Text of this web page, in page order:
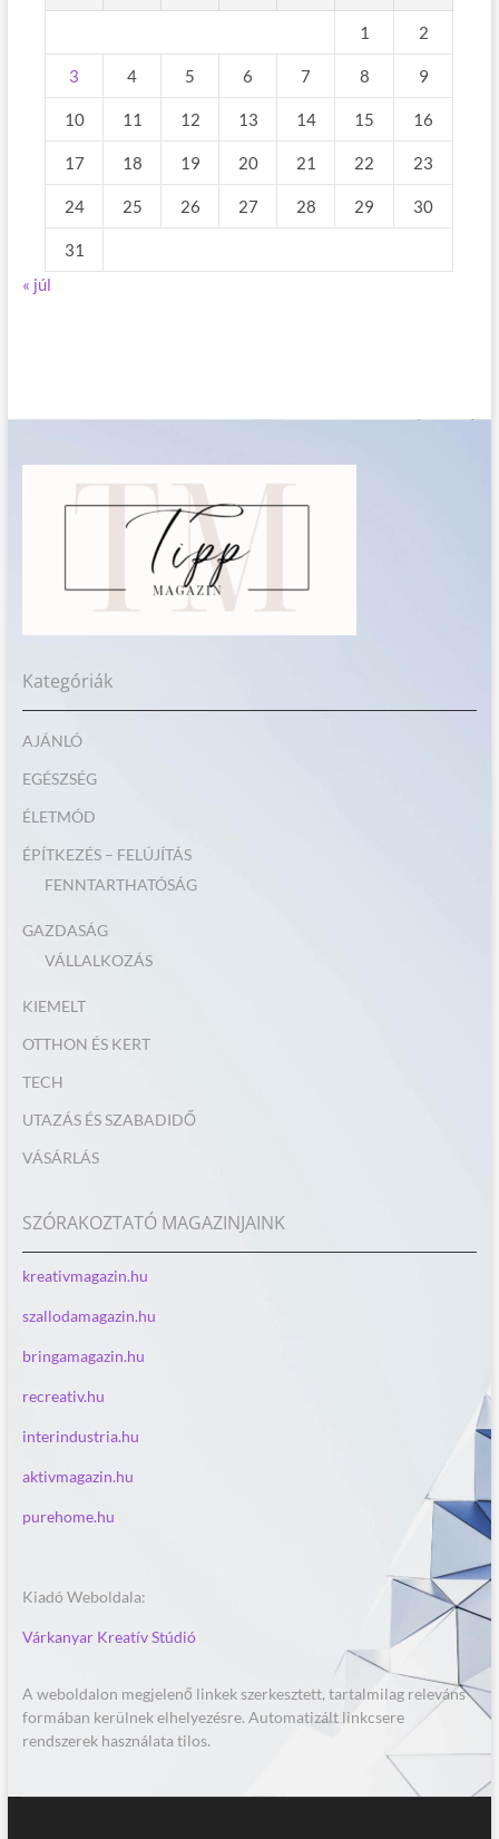
1 2
3 4 5 6 7 8 9
10 11 12 13 14 15 16
17 18 19 20 21 22 23
24 25 26 27 28 29 30
31
« júl
Kategóriák
AJÁNLÓ
EGÉSZSÉG
ÉLETMÓD
ÉPÍTKEZÉS – FELÚJÍTÁS
FENNTARTHATÓSÁG
GAZDASÁG
VÁLLALKOZÁS
KIEMELT
OTTHON ÉS KERT
TECH
UTAZÁS ÉS SZABADIDŐ
VÁSÁRLÁS
SZÓRAKOZTATÓ MAGAZINJAINK
kreativmagazin.hu
szallodamagazin.hu
bringamagazin.hu
recreativ.hu
interindustria.hu
aktivmagazin.hu
purehome.hu
Kiadó Weboldala:
Várkanyar Kreatív Stúdió
A weboldalon megjelenő linkek szerkesztett, tartalmilag releváns
formában kerülnek elhelyezésre. Automatizált linkcsere
rendszerek használata tilos.